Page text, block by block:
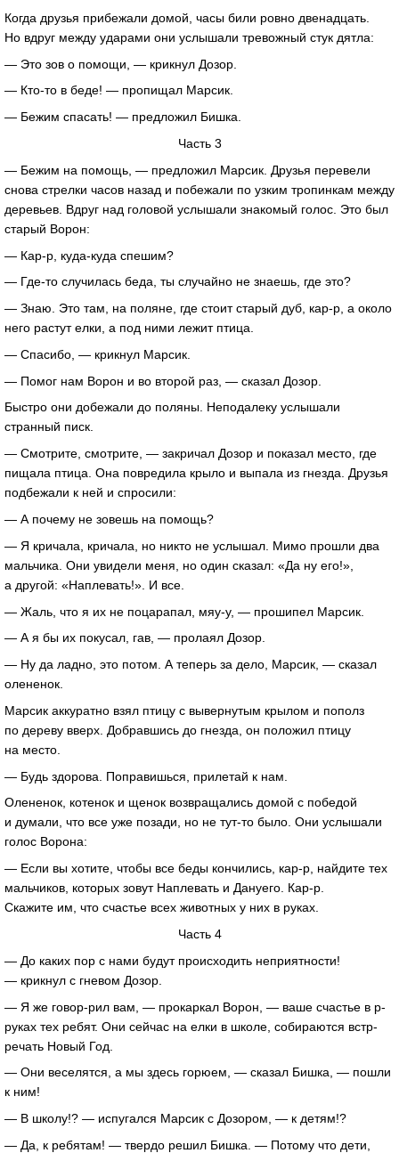
Когда друзья прибежали домой, часы били ровно двенадцать.
Но вдруг между ударами они услышали тревожный стук дятла:
— Это зов о помощи, — крикнул Дозор.
— Кто-то в беде! — пропищал Марсик.
— Бежим спасать! — предложил Бишка.
Часть 3
— Бежим на помощь, — предложил Марсик. Друзья перевели
снова стрелки часов назад и побежали по узким тропинкам между
деревьев. Вдруг над головой услышали знакомый голос. Это был
старый Ворон:
— Кар-р, куда-куда спешим?
— Где-то случилась беда, ты случайно не знаешь, где это?
— Знаю. Это там, на поляне, где стоит старый дуб, кар-р, а около
него растут елки, а под ними лежит птица.
— Спасибо, — крикнул Марсик.
— Помог нам Ворон и во второй раз, — сказал Дозор.
Быстро они добежали до поляны. Неподалеку услышали
странный писк.
— Смотрите, смотрите, — закричал Дозор и показал место, где
пищала птица. Она повредила крыло и выпала из гнезда. Друзья
подбежали к ней и спросили:
— А почему не зовешь на помощь?
— Я кричала, кричала, но никто не услышал. Мимо прошли два
мальчика. Они увидели меня, но один сказал: «Да ну его!»,
а другой: «Наплевать!». И все.
— Жаль, что я их не поцарапал, мяу-у, — прошипел Марсик.
— А я бы их покусал, гав, — пролаял Дозор.
— Ну да ладно, это потом. А теперь за дело, Марсик, — сказал
олененок.
Марсик аккуратно взял птицу с вывернутым крылом и пополз
по дереву вверх. Добравшись до гнезда, он положил птицу
на место.
— Будь здорова. Поправишься, прилетай к нам.
Олененок, котенок и щенок возвращались домой с победой
и думали, что все уже позади, но не тут-то было. Они услышали
голос Ворона:
— Если вы хотите, чтобы все беды кончились, кар-р, найдите тех
мальчиков, которых зовут Наплевать и Дануего. Кар-р.
Скажите им, что счастье всех животных у них в руках.
Часть 4
— До каких пор с нами будут происходить неприятности!
— крикнул с гневом Дозор.
— Я же говор-рил вам, — прокаркал Ворон, — ваше счастье в р-
руках тех ребят. Они сейчас на елки в школе, собираются встр-
речать Новый Год.
— Они веселятся, а мы здесь горюем, — сказал Бишка, — пошли
к ним!
— В школу!? — испугался Марсик с Дозором, — к детям!?
— Да, к ребятам! — твердо решил Бишка. — Потому что дети,